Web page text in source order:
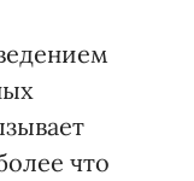
что